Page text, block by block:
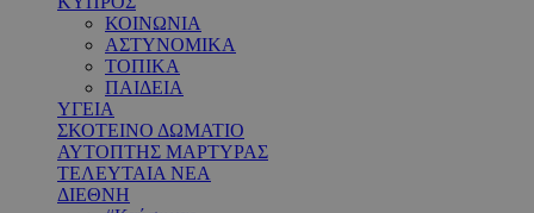
ΚΟΙΝΩΝΙΑ
ΑΣΤΥΝΟΜΙΚΑ
ΤΟΠΙΚΑ
ΠΑΙΔΕΙΑ
ΥΓΕΙΑ
ΣΚΟΤΕΙΝΟ ΔΩΜΑΤΙΟ
ΑΥΤΟΠΤΗΣ ΜΑΡΤΥΡΑΣ
ΤΕΛΕΥΤΑΙΑ ΝΕΑ
ΔΙΕΘΝΗ